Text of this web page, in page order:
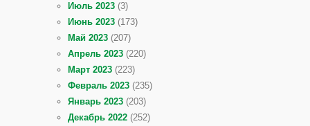
Июль 2023 (3)
Июнь 2023 (173)
Май 2023 (207)
Апрель 2023 (220)
Март 2023 (223)
Февраль 2023 (235)
Январь 2023 (203)
Декабрь 2022 (252)